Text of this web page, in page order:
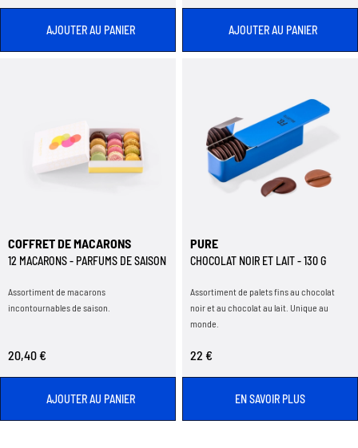
AJOUTER AU PANIER AJOUTER AU PANIER
COFFRET DE MACARONS
12 MACARONS - PARFUMS DE SAISON
Assortiment de macarons
incontournables de saison.
20,40 €
AJOUTER AU PANIER
PURE
CHOCOLAT NOIR ET LAIT - 130 G
Assortiment de palets fins au chocolat
noir et au chocolat au lait. Unique au
monde.
22 €
EN SAVOIR PLUS